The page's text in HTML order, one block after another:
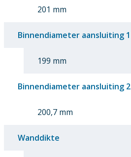
201 mm
Binnendiameter aansluiting 1
199 mm
Binnendiameter aansluiting 2
200,7 mm
Wanddikte